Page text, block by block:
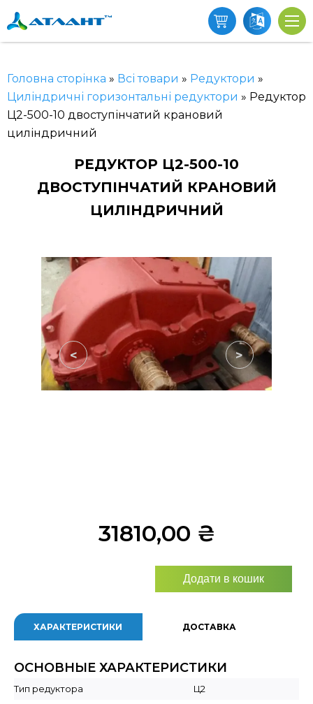
Головна сторінка » Всі товари » Редуктори »
Циліндричні горизонтальні редуктори » Редуктор
Ц2-500-10 двоступінчатий крановий
циліндричний
РЕДУКТОР Ц2-500-10
ДВОСТУПІНЧАТИЙ КРАНОВИЙ
ЦИЛІНДРИЧНИЙ
< >
31810,00 ₴
Додати в кошик
ХАРАКТЕРИСТИКИ ДОСТАВКА
ОСНОВНЫЕ ХАРАКТЕРИСТИКИ
Тип редуктора
Ц2